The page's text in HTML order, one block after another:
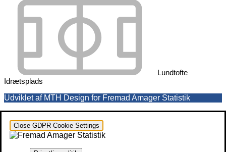
Lundtofte
Idrætsplads
Udviklet af MTH Design for Fremad Amager Statistik
Close GDPR Cookie Settings